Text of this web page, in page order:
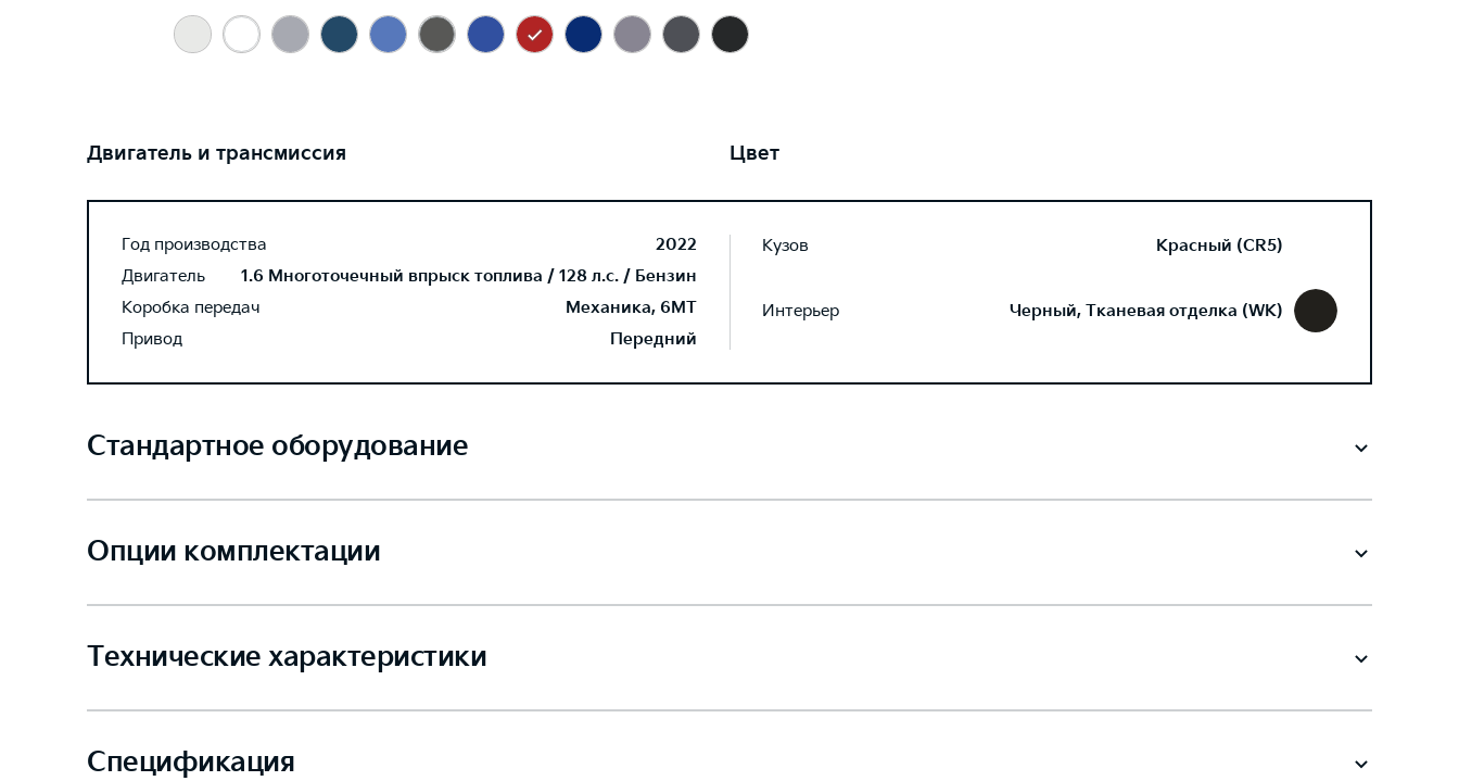
Двигатель и трансмиссия
Год производства
2022
Двигатель
1.6 Многоточечный впрыск топлива / 128 л.с. / Бензин
Коробка передач
Механика, 6MT
Привод
Передний
Цвет
Кузов Красный (CR5)
Интерьер Черный, Тканевая отделка (WK)
Стандартное оборудование
Опции комплектации
Технические характеристики
Спецификация